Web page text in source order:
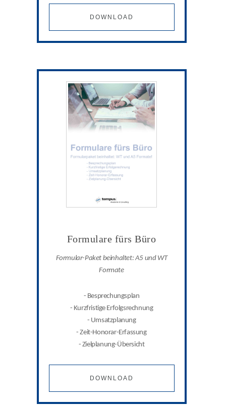
DOWNLOAD
Formulare fürs Büro
Formular-Paket beinhaltet: A5 und WT
Formate
- Besprechungsplan
- Kurzfristige Erfolgsrechnung
- Umsatzplanung
- Zeit-Honorar-Erfassung
- Zielplanung-Übersicht
DOWNLOAD